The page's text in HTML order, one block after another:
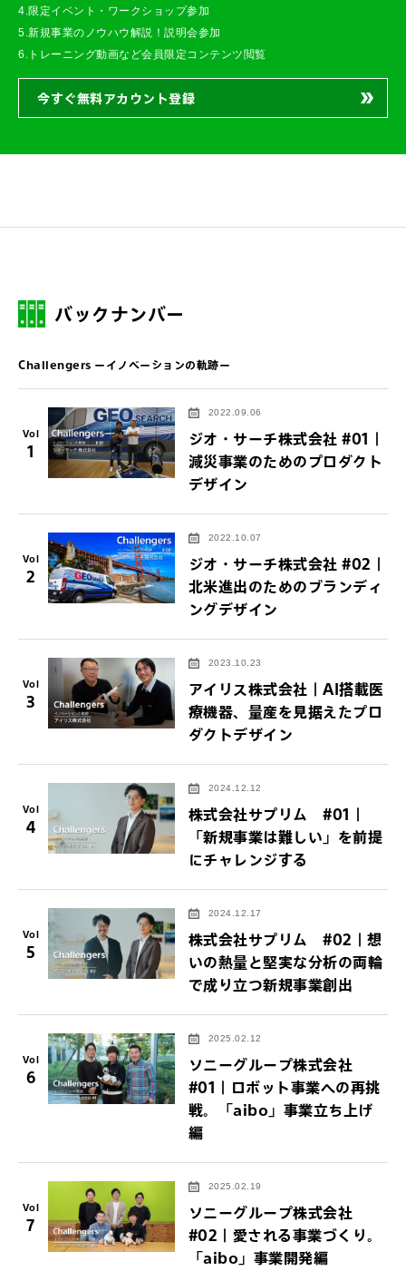
4.限定イベント・ワークショップ参加
5.新規事業のノウハウ解説！説明会参加
6.トレーニング動画など会員限定コンテンツ閲覧
今すぐ無料アカウント登録
バックナンバー
Challengers ーイノベーションの軌跡ー
Vol
1
2022.09.06
ジオ・サーチ株式会社 #01｜
減災事業のためのプロダクト
デザイン
Vol
2
2022.10.07
ジオ・サーチ株式会社 #02｜
北米進出のためのブランディ
ングデザイン
Vol
3
2023.10.23
アイリス株式会社｜AI搭載医
療機器、量産を見据えたプロ
ダクトデザイン
Vol
4
2024.12.12
株式会社サプリム #01｜
「新規事業は難しい」を前提
にチャレンジする
Vol
5
2024.12.17
株式会社サプリム #02｜想
いの熱量と堅実な分析の両輪
で成り立つ新規事業創出
Vol
6
2025.02.12
ソニーグループ株式会社
#01｜ロボット事業への再挑
戦。「aibo」事業立ち上げ
編
Vol
7
2025.02.19
ソニーグループ株式会社
#02｜愛される事業づくり。
「aibo」事業開発編